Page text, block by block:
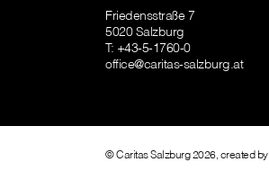
Friedensstraße 7
5020 Salzburg
T: +43-5-1760-0
office@caritas-salzburg.at
© Caritas Salzburg 2026, created by